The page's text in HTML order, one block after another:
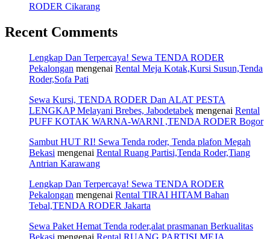
RODER Cikarang
Recent Comments
Lengkap Dan Terpercaya! Sewa TENDA RODER
Pekalongan mengenai Rental Meja Kotak,Kursi Susun,Tenda
Roder,Sofa Pati
Sewa Kursi, TENDA RODER Dan ALAT PESTA
LENGKAP Melayani Brebes, Jabodetabek mengenai Rental
PUFF KOTAK WARNA-WARNI ,TENDA RODER Bogor
Sambut HUT RI! Sewa Tenda roder, Tenda plafon Megah
Bekasi mengenai Rental Ruang Partisi,Tenda Roder,Tiang
Antrian Karawang
Lengkap Dan Terpercaya! Sewa TENDA RODER
Pekalongan mengenai Rental TIRAI HITAM Bahan
Tebal,TENDA RODER Jakarta
Sewa Paket Hemat Tenda roder,alat prasmanan Berkualitas
Bekasi mengenai Rental RUANG PARTISI,MEJA